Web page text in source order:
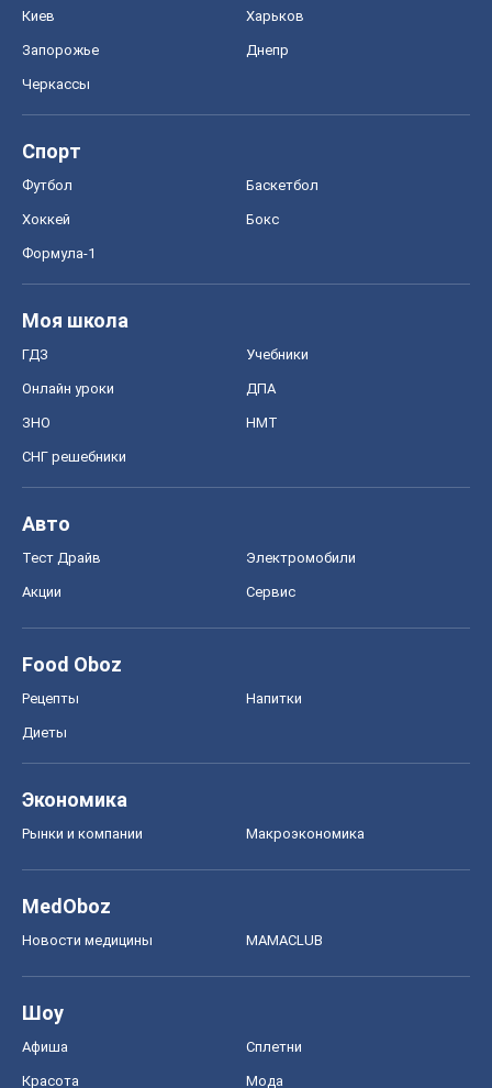
Киев Харьков
Запорожье Днепр
Черкассы
Спорт
Футбол Баскетбол
Хоккей Бокс
Формула-1
Моя школа
ГДЗ Учебники
Онлайн уроки ДПА
ЗНО НМТ
СНГ решебники
Авто
Тест Драйв Электромобили
Акции Сервис
Food Oboz
Рецепты Напитки
Диеты
Экономика
Рынки и компании Mакроэкономика
MedOboz
Новости медицины MAMACLUB
Шоу
Афиша Сплетни
Красота Мода